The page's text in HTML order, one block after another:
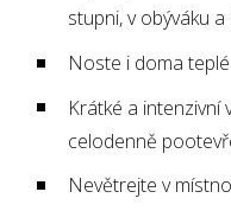
stupni, v obýváku
Noste i doma
Krátké a intenzivní
celodenně
Nevětrejte v